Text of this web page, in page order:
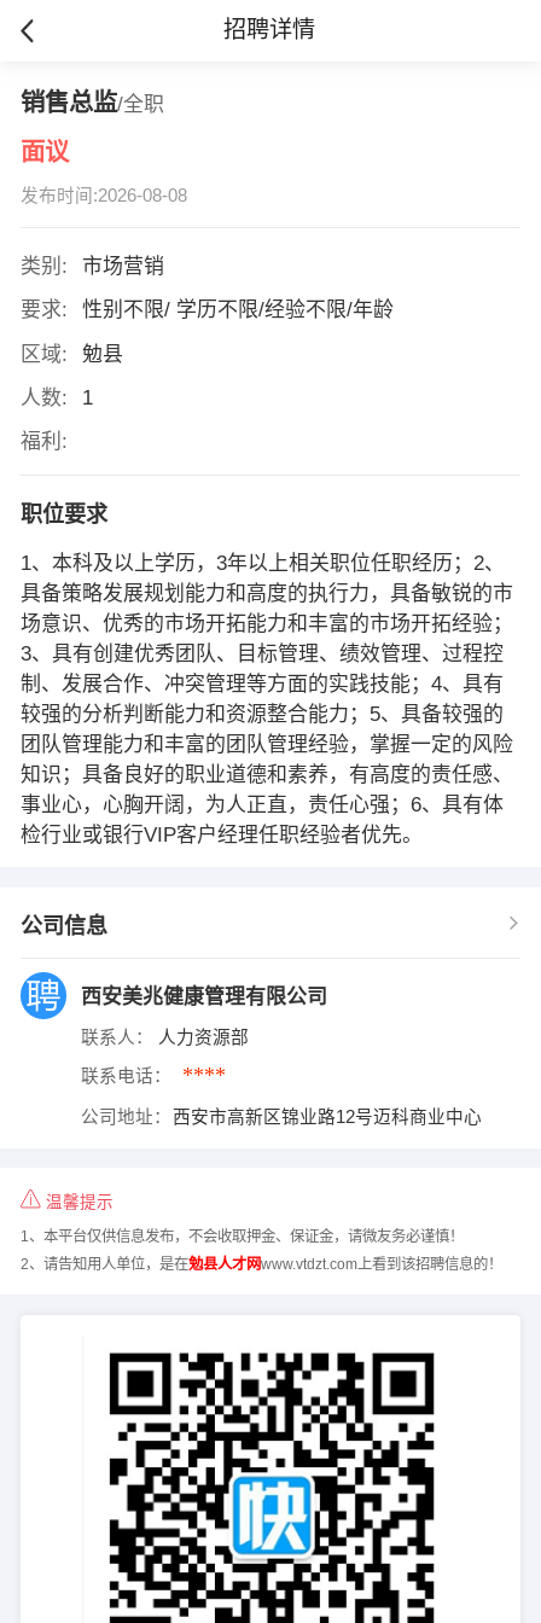
招聘详情
销售总监/全职
面议
发布时间:2026-08-08
类别:
市场营销
要求:
性别不限/ 学历不限/经验不限/年龄
区域:
勉县
人数:
1
福利:
职位要求
1、本科及以上学历，3年以上相关职位任职经历；2、
具备策略发展规划能力和高度的执行力，具备敏锐的市
场意识、优秀的市场开拓能力和丰富的市场开拓经验；
3、具有创建优秀团队、目标管理、绩效管理、过程控
制、发展合作、冲突管理等方面的实践技能；4、具有
较强的分析判断能力和资源整合能力；5、具备较强的
团队管理能力和丰富的团队管理经验，掌握一定的风险
知识；具备良好的职业道德和素养，有高度的责任感、
事业心，心胸开阔，为人正直，责任心强；6、具有体
检行业或银行VIP客户经理任职经验者优先。
公司信息
西安美兆健康管理有限公司
联系人： 人力资源部
联系电话： ****
公司地址： 西安市高新区锦业路12号迈科商业中心
温馨提示
1、本平台仅供信息发布，不会收取押金、保证金，请微友务必谨慎！
2、请告知用人单位，是在勉县人才网www.vtdzt.com上看到该招聘信息的！